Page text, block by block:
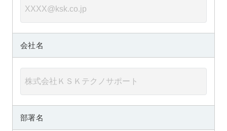
会社名
部署名